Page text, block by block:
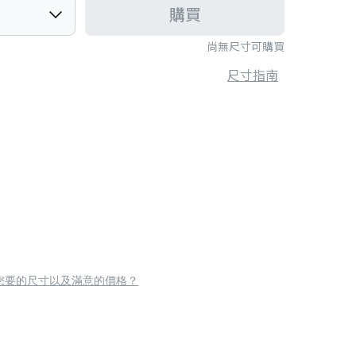
尚無尺寸可購買
購買
尺寸指南
要的尺寸以及滿意的價格？